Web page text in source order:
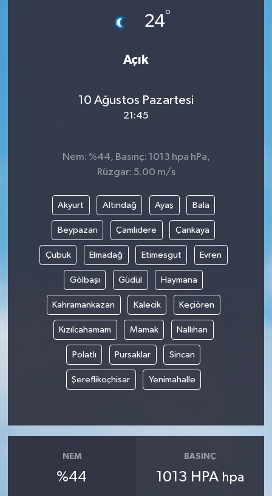
24°
Açık
10 Ağustos Pazartesi
21:45
Nem: %44, Basınç: 1013 hpa hPa,
Rüzgar: 5.00 m/s
Akyurt Altındağ Ayaş Bala
Beypazarı Çamlıdere Çankaya
Çubuk Elmadağ Etimesgut Evren
Gölbaşı Güdül Haymana
Kahramankazan Kalecik Keçiören
Kızılcahamam Mamak Nallıhan
Polatlı Pursaklar Sincan
Şereflikoçhisar Yenimahalle
NEM
%44
BASINÇ
1013 HPA hpa